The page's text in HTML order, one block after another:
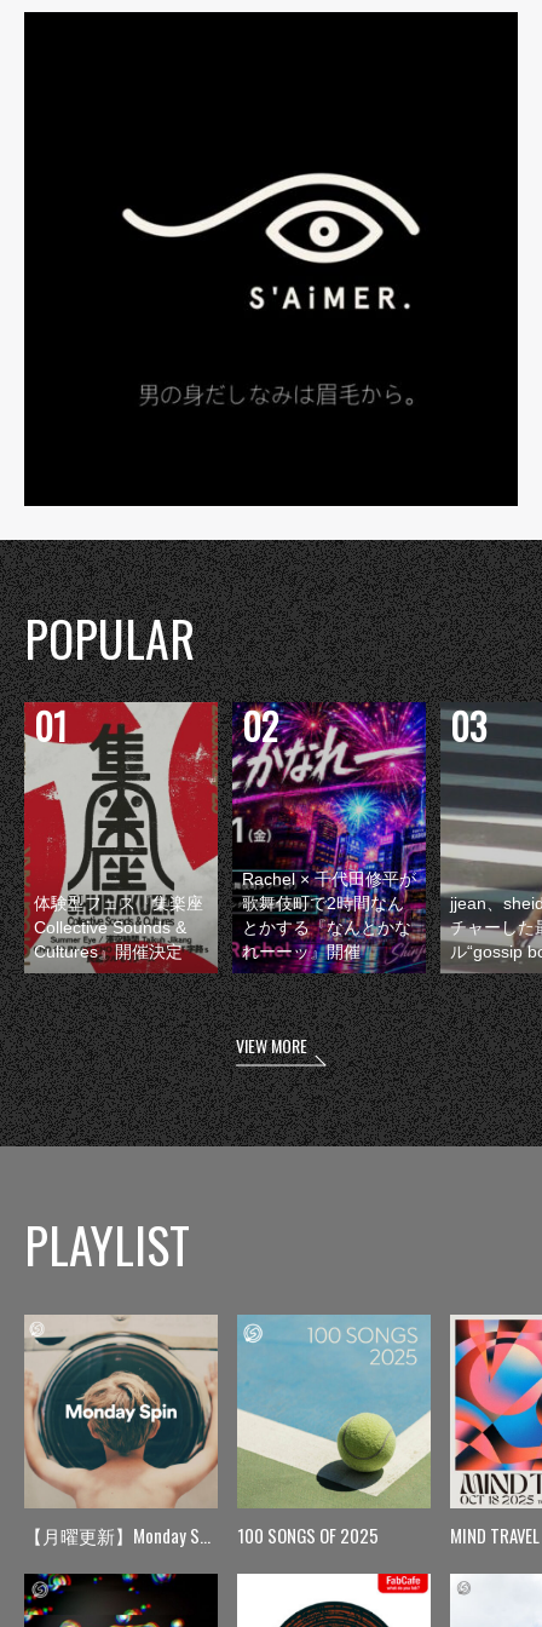
POPULAR
体験型フェス『集楽座
Collective Sounds &
Cultures』開催決定
Rachel × 千代田修平が
歌舞伎町で2時間なん
とかする『なんとかな
れーーッ』開催
jjean、
チャーした
ル“gossip
VIEW MORE
PLAYLIST
【月曜更新】Monday Spin 100 SONGS OF 2025 MIND TRAVEL